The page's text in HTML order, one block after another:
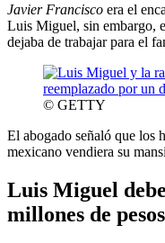
Javier Francisco era el
Luis Miguel, sin embargo,
dejaba de trabajar para el
© GETTY
El abogado señaló que los
mexicano vendiera su
Luis Miguel
millones de